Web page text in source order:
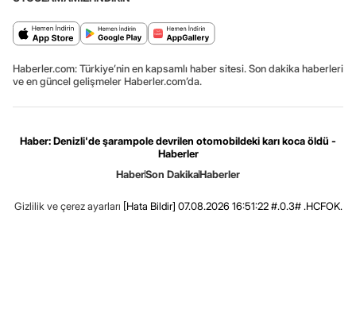
Haberler.com: Türkiye’nin en kapsamlı haber sitesi. Son dakika haberleri
ve en güncel gelişmeler Haberler.com’da.
Haber: Denizli'de şarampole devrilen otomobildeki karı koca öldü -
Haberler
HaberSon DakikaHaberler
Gizlilik ve çerez ayarları [Hata Bildir] 07.08.2026 16:51:22 #.0.3# .HCFOK.